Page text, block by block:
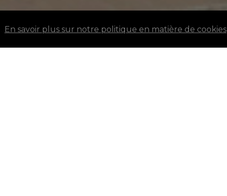
En savoir plus sur notre politique en matière de cookies